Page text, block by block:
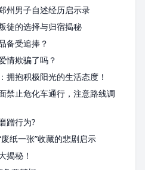
州男子自述经历启示录
徒的选择与归宿揭秘
备受追捧？
情欺骗了吗？
拥抱积极阳光的生活态度！
禁止危化车通行，注意路线调
蹭行为?
纸一张”收藏的悲剧启示
揭秘！